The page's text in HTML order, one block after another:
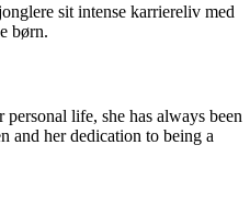
sit intense karriereliv med
børn.
life, she has always been
and her dedication to being a